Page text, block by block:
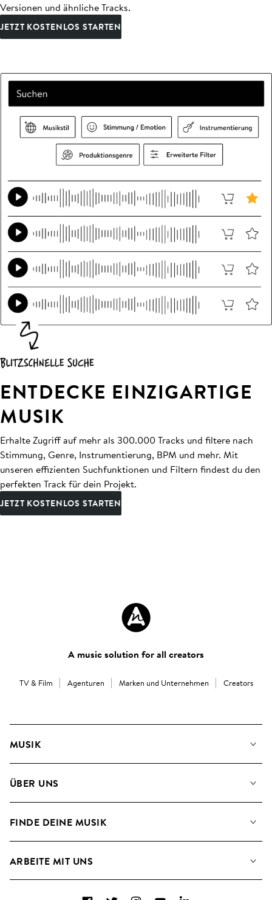
Versionen und ähnliche Tracks.
JETZT KOSTENLOS STARTEN
ENTDECKE EINZIGARTIGE
MUSIK
Erhalte Zugriff auf mehr als 300.000 Tracks und filtere nach
Stimmung, Genre, Instrumentierung, BPM und mehr. Mit
unseren effizienten Suchfunktionen und Filtern findest du den
perfekten Track für dein Projekt.
JETZT KOSTENLOS STARTEN
A music solution for all creators
TV & Film Agenturen Marken und Unternehmen Creators
MUSIK
Suche
ÜBER UNS
Blog
FINDE DEINE MUSIK
Kontakt
ARBEITE MIT UNS